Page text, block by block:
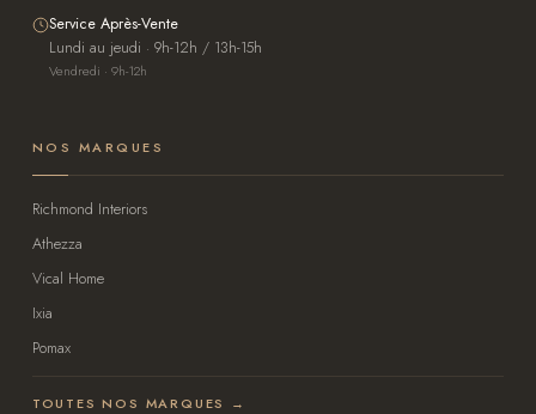
Service Après-Vente
Lundi au jeudi · 9h-12h / 13h-15h
Vendredi · 9h-12h
NOS MARQUES
Richmond Interiors
Athezza
Vical Home
Ixia
Pomax
TOUTES NOS MARQUES →